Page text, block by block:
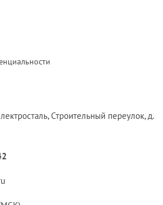
Строительный переулок, д.